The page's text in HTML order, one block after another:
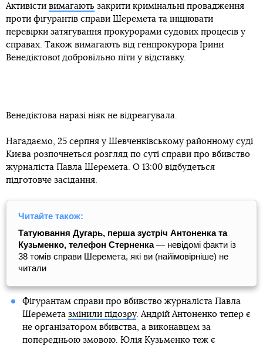
Активісти вимагають закрити кримінальні провадження
проти фігурантів справи Шеремета та ініціювати
перевірки затягування прокурорами судових процесів у
справах. Також вимагають від генпрокурора Ірини
Венедіктової добровільно піти у відставку.
Венедіктова наразі ніяк не відреагувала.
Нагадаємо, 25 серпня у Шевченківському районному суді
Києва розпочнеться розгляд по суті справи про вбивство
журналіста Павла Шеремета. О 13:00 відбудеться
підготовче засідання.
Читайте також:
Татуювання Дугарь, перша зустріч Антоненка та
Кузьменко, телефон Стерненка— невідомі факти із
38 томів справи Шеремета, які ви (найімовірніше) не
читали
Фігурантам справи про вбивство журналіста Павла
Шеремета змінили підозру. Андрій Антоненко тепер є
не організатором вбивства, а виконавцем за
попередньою змовою. Юлія Кузьменко теж є